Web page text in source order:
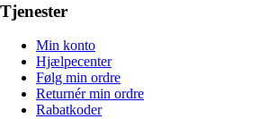
Tjenester
Min konto
Hjælpecenter
Følg min ordre
Returnér min ordre
Rabatkoder